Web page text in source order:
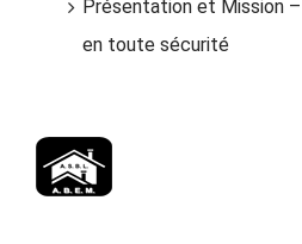
Présentation et Mission
en toute sécurité